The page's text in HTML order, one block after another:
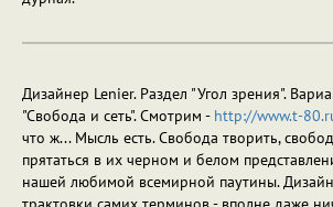
Дизайнер Lenier. Раздел "Угол зрения".
"Свобода и сеть". Смотрим - http://www.t-
что ж... Мысль есть. Свобода творить,
прятаться в их черном и белом
нашей любимой всемирной паутины.